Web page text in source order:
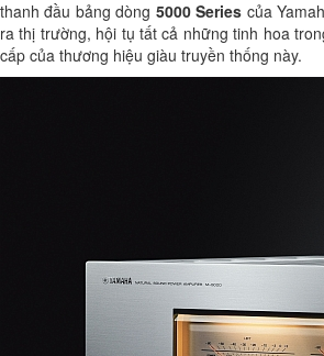
thanh đầu bảng dòng 5000 Series của
ra thị trường, hội tụ tất cả những tinh hoa
cấp của thương hiệu giàu truyền thống này.